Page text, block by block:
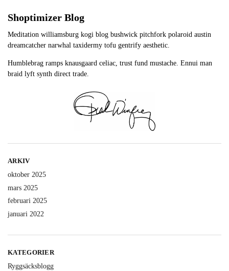
Shoptimizer Blog
Meditation williamsburg kogi blog bushwick pitchfork polaroid austin
dreamcatcher narwhal taxidermy tofu gentrify aesthetic.
Humblebrag ramps knausgaard celiac, trust fund mustache. Ennui man
braid lyft synth direct trade.
ARKIV
oktober 2025
mars 2025
februari 2025
januari 2022
KATEGORIER
Ryggsäcksblogg